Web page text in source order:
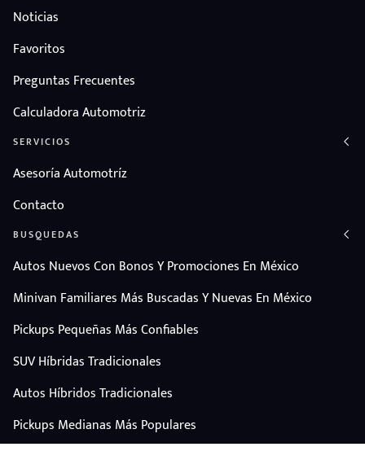
Noticias
Favoritos
Preguntas Frecuentes
Calculadora Automotriz
SERVICIOS
Asesoría Automotríz
Contacto
BUSQUEDAS
Autos Nuevos Con Bonos Y Promociones En México
Minivan Familiares Más Buscadas Y Nuevas En México
Pickups Pequeñas Más Confiables
SUV Híbridas Tradicionales
Autos Híbridos Tradicionales
Pickups Medianas Más Populares